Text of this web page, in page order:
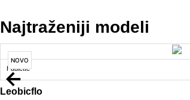
Najtraženiji modeli
NOVO
Paulette
Leobicflo